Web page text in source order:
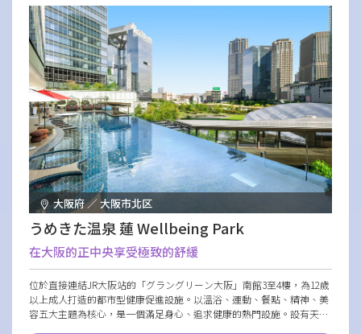
大阪府 ／ 大阪市北区
うめきた温泉 蓮 Wellbeing Park
在大阪的正中央享受極致的舒緩
位於直接連結JR大阪站的「グラングリーン大阪」南館3至4樓，為12歲
以上成人打造的都市型健康促進設施。以溫浴、運動、餐點、精神、美
容五大主題為核心，是一個滿足身心、追求健康的熱門設施。設有天然